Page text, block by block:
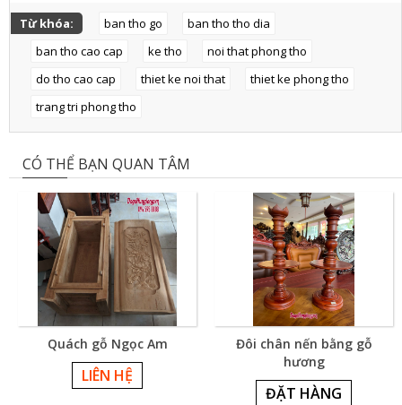
Từ khóa: ban tho go
ban tho tho dia
ban tho cao cap
ke tho
noi that phong tho
do tho cao cap
thiet ke noi that
thiet ke phong tho
trang tri phong tho
CÓ THỂ BẠN QUAN TÂM
Quách gỗ Ngọc Am
LIÊN HỆ
Đôi chân nến bằng gỗ
hương
ĐẶT HÀNG